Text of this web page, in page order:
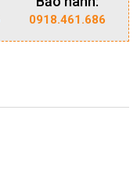
0918.461.686